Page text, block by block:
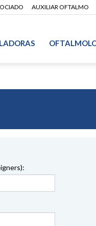
AUXILIAR OFTALMO